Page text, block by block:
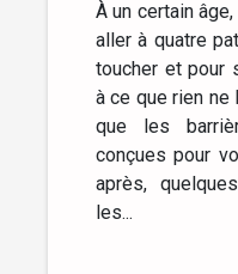
À un certain
aller à quatre
toucher et pour
à ce que rien ne
que les
conçues pour
après,
les...